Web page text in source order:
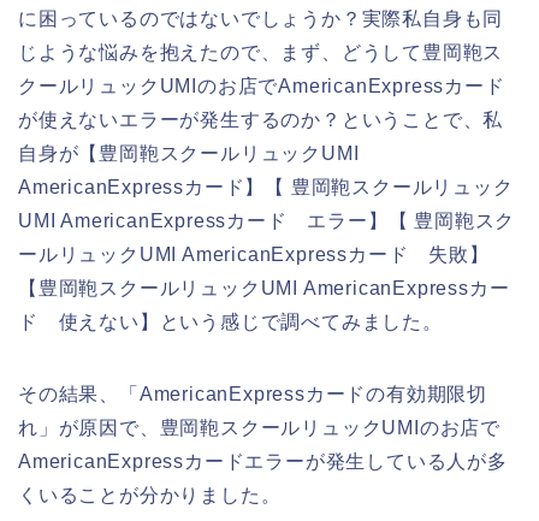
に困っているのではないでしょうか？実際私自身も同
じような悩みを抱えたので、まず、どうして豊岡鞄ス
クールリュックUMIのお店でAmericanExpressカード
が使えないエラーが発生するのか？ということで、私
自身が【豊岡鞄スクールリュックUMI
AmericanExpressカード】【 豊岡鞄スクールリュック
UMI AmericanExpressカード エラー】【 豊岡鞄スク
ールリュックUMI AmericanExpressカード 失敗】
【豊岡鞄スクールリュックUMI AmericanExpressカー
ド 使えない】という感じで調べてみました。
その結果、「AmericanExpressカードの有効期限切
れ」が原因で、豊岡鞄スクールリュックUMIのお店で
AmericanExpressカードエラーが発生している人が多
くいることが分かりました。